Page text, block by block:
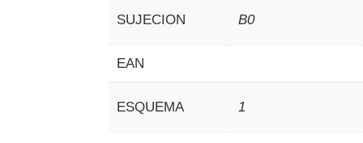
SUJECION B0
EAN
ESQUEMA 1